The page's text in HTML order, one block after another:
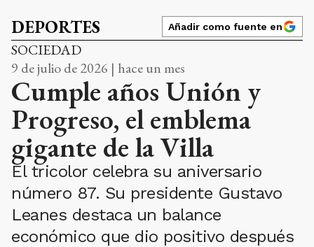
DEPORTES Añadir como fuente en
SOCIEDAD
9 de julio de 2026 | hace un mes
Cumple años Unión y
Progreso, el emblema
gigante de la Villa
El tricolor celebra su aniversario
número 87. Su presidente Gustavo
Leanes destaca un balance
económico que dio positivo después